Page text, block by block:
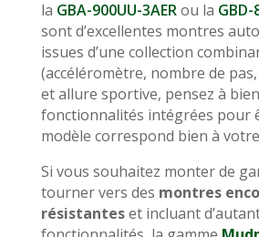
la GBA-900UU-3AERou la GBD-
sont d’excellentes montres
issues d’une collection
(accéléromètre, nombre de
et allure sportive, pensez à
fonctionnalités intégrées pour
modèle correspond bien à
Si vous souhaitez monter de
tourner vers des montres
résistanteset incluant